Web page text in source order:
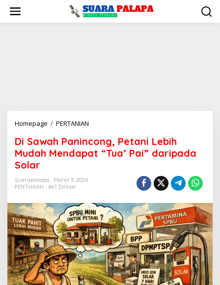
konten
Homepage / PERTANIAN
Panincong,
Petani
Pai”
daripada
Solar
Di Sawah Panincong, Petani Lebih
Mudah Mendapat “Tua’ Pai” daripada
Solar
Suarapalapa
Maret 9, 2026
PERTANIAN
867 Dilihat